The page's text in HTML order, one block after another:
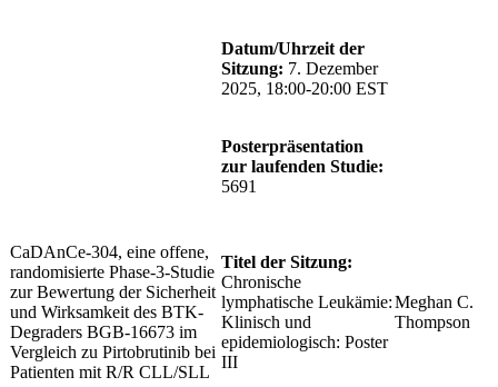
Datum/Uhrzeit der
Sitzung: 7. Dezember
2025, 18:00-20:00 EST
CaDAnCe-304, eine offene,
randomisierte Phase-3-Studie
zur Bewertung der Sicherheit
und Wirksamkeit des BTK-
Degraders BGB-16673 im
Vergleich zu Pirtobrutinib bei
Patienten mit R/R CLL/SLL
Posterpräsentation
zur laufenden Studie:
5691
Titel der Sitzung:
Chronische
lymphatische Leukämie:
Klinisch und
epidemiologisch: Poster
III
Meghan C.
Thompson